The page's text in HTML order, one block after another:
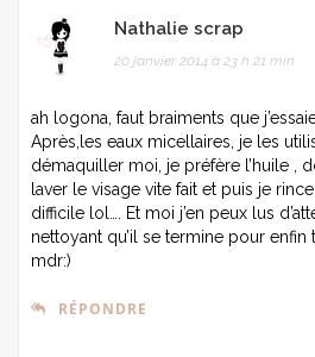
Nathalie scrap
20 janvier 2014 à 23 h 21 min
ah logona, faut braiments que
Après,les eaux micellaires, je les
démaquiller moi, je préfère l’huile ,
laver le visage vite fait et puis je
difficile lol…. Et moi j’en peux lus
nettoyant qu’il se termine pour
mdr:)
RÉPONDRE